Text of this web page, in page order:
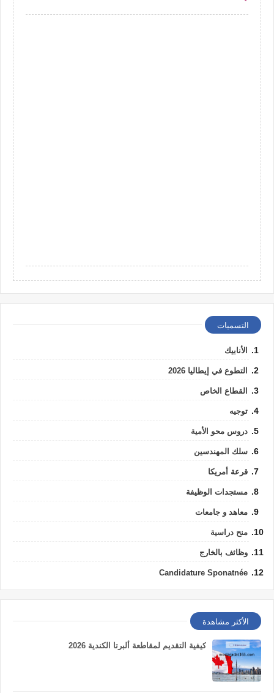
التسميات
الأنابيك
التطوع في إيطاليا 2026
القطاع الخاص
توجيه
دروس محو الأمية
سلك المهندسين
قرعة أمريكا
مستجدات الوظيفة
معاهد و جامعات
منح دراسية
وظائف بالخارج
Candidature Sponatnée
الأكثر مشاهدة
كيفية التقديم لمقاطعة ألبرتا الكندية 2026